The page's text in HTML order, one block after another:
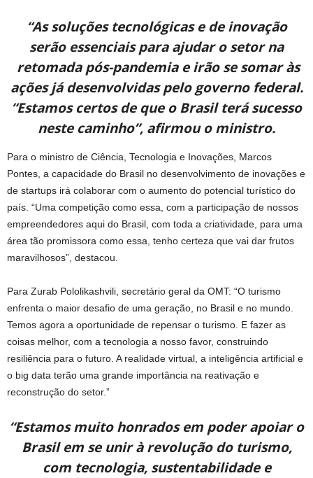
“As soluções tecnológicas e de inovação
serão essenciais para ajudar o setor na
retomada pós-pandemia e irão se somar às
ações já desenvolvidas pelo governo federal.
“Estamos certos de que o Brasil terá sucesso
neste caminho”, afirmou o ministro.
Para o ministro de Ciência, Tecnologia e Inovações, Marcos
Pontes, a capacidade do Brasil no desenvolvimento de inovações e
de startups irá colaborar com o aumento do potencial turístico do
país. “Uma competição como essa, com a participação de nossos
empreendedores aqui do Brasil, com toda a criatividade, para uma
área tão promissora como essa, tenho certeza que vai dar frutos
maravilhosos”, destacou.
Para Zurab Pololikashvili, secretário geral da OMT: “O turismo
enfrenta o maior desafio de uma geração, no Brasil e no mundo.
Temos agora a oportunidade de repensar o turismo. E fazer as
coisas melhor, com a tecnologia a nosso favor, construindo
resiliência para o futuro. A realidade virtual, a inteligência artificial e
o big data terão uma grande importância na reativação e
reconstrução do setor.”
“Estamos muito honrados em poder apoiar o
Brasil em se unir à revolução do turismo,
com tecnologia, sustentabilidade e